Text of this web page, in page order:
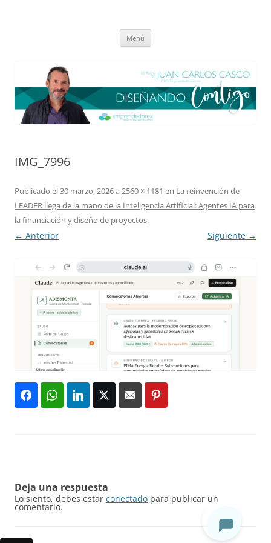
Menú
IMG_7996
Publicado el30 marzo, 2026a 2560 × 1181 en La reinvención de
LEADER llega de la mano de la Inteligencia Artificial: Agentes IA para
la financiación y diseño de proyectos.
← Anterior Siguiente →
Deja una respuesta
Lo siento, debes estar conectado para publicar un
comentario.